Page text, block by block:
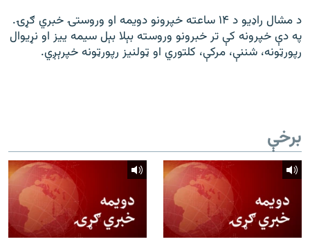
د ازادې اروپا راډیو ټولې ووبپاڼې
د مشال راډیو د ۱۴ ساعته خپرونو دویمه او وروستۍ خبري ګړۍ.
په دې خپرونه کې تر خبرونو وروسته بېلا بېل سیمه ییز او نړیوال
رپورټونه، شننې، مرکې، کلتوري او ټولنیز رپورټونه خپرېږي.
برخې